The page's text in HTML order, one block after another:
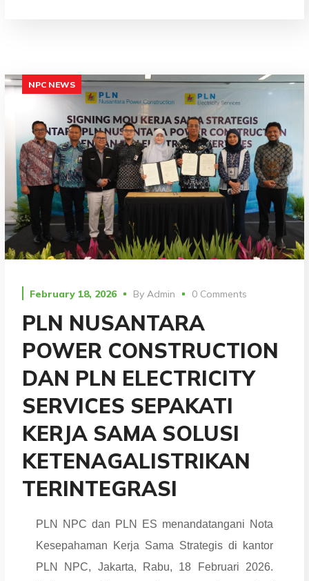
NPC NEWS
February 18, 2026 ByAdmin 0 Comments
PLN NUSANTARA
POWER CONSTRUCTION
DAN PLN ELECTRICITY
SERVICES SEPAKATI
KERJA SAMA SOLUSI
KETENAGALISTRIKAN
TERINTEGRASI
PLN NPC dan PLN ES menandatangani Nota
Kesepahaman Kerja Sama Strategis di kantor
PLN NPC, Jakarta, Rabu, 18 Februari 2026.